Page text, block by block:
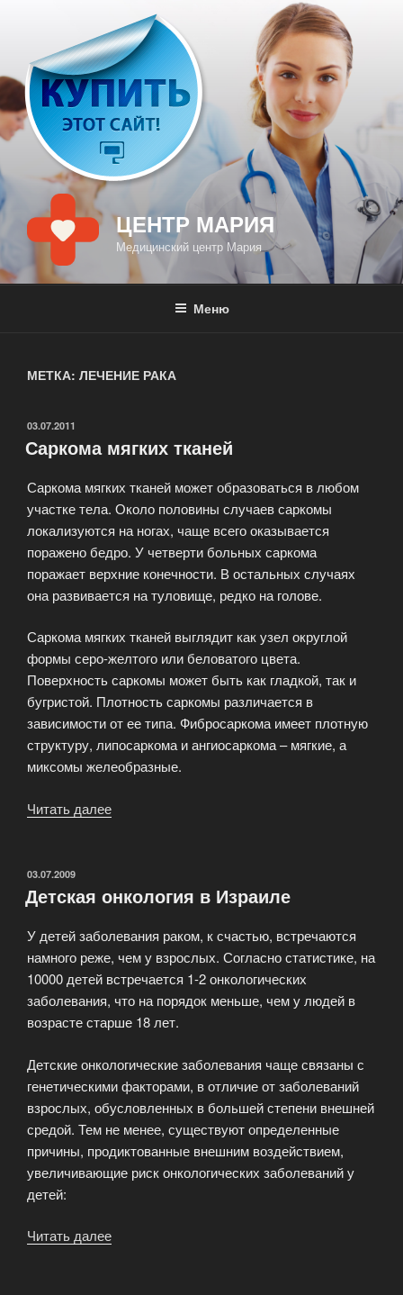
содержимому
ЦЕНТР МАРИЯ
Медицинский центр Мария
Меню
МЕТКА: ЛЕЧЕНИЕ РАКА
ОПУБЛИКОВАНО
03.07.2011
Саркома мягких тканей
Саркома мягких тканей может образоваться в любом
участке тела. Около половины случаев саркомы
локализуются на ногах, чаще всего оказывается
поражено бедро. У четверти больных саркома
поражает верхние конечности. В остальных случаях
она развивается на туловище, редко на голове.
Саркома мягких тканей выглядит как узел округлой
формы серо-желтого или беловатого цвета.
Поверхность саркомы может быть как гладкой, так и
бугристой. Плотность саркомы различается в
зависимости от ее типа. Фибросаркома имеет плотную
структуру, липосаркома и ангиосаркома – мягкие, а
миксомы желеобразные.
Читать далее
ОПУБЛИКОВАНО
03.07.2009
Детская онкология в Израиле
У детей заболевания раком, к счастью, встречаются
намного реже, чем у взрослых. Согласно статистике, на
10000 детей встречается 1-2 онкологических
заболевания, что на порядок меньше, чем у людей в
возрасте старше 18 лет.
Детские онкологические заболевания чаще связаны с
генетическими факторами, в отличие от заболеваний
взрослых, обусловленных в большей степени внешней
средой. Тем не менее, существуют определенные
причины, продиктованные внешним воздействием,
увеличивающие риск онкологических заболеваний у
детей:
Читать далее